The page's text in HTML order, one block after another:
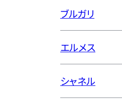
ブルガリ
エルメス
シャネル